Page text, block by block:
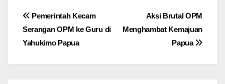
Post
navigation
Aksi Brutal OPM
Menghambat Kemajuan
Papua
Pemerintah Kecam
Serangan OPM ke Guru di
Yahukimo Papua